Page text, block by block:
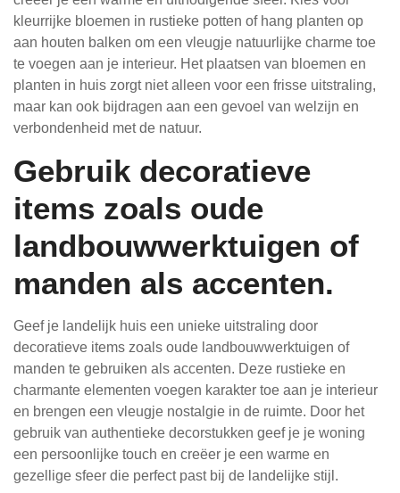
kleurrijke bloemen in rustieke potten of hang planten op
aan houten balken om een vleugje natuurlijke charme toe
te voegen aan je interieur. Het plaatsen van bloemen en
planten in huis zorgt niet alleen voor een frisse uitstraling,
maar kan ook bijdragen aan een gevoel van welzijn en
verbondenheid met de natuur.
Gebruik decoratieve
items zoals oude
landbouwwerktuigen of
manden als accenten.
Geef je landelijk huis een unieke uitstraling door
decoratieve items zoals oude landbouwwerktuigen of
manden te gebruiken als accenten. Deze rustieke en
charmante elementen voegen karakter toe aan je interieur
en brengen een vleugje nostalgie in de ruimte. Door het
gebruik van authentieke decorstukken geef je je woning
een persoonlijke touch en creëer je een warme en
gezellige sfeer die perfect past bij de landelijke stijl.